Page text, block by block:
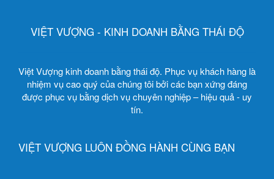
VIỆT VƯỢNG - KINH DOANH BẰNG THÁI ĐỘ
Việt Vượng kinh doanh bằng thái độ. Phục vụ khách hàng là
nhiệm vụ cao quý của chúng tôi bởi các bạn xứng đáng
được phục vụ bằng dịch vụ chuyên nghiệp – hiệu quả - uy
tín.
VIỆT VƯỢNG LUÔN ĐỒNG HÀNH CÙNG BẠN